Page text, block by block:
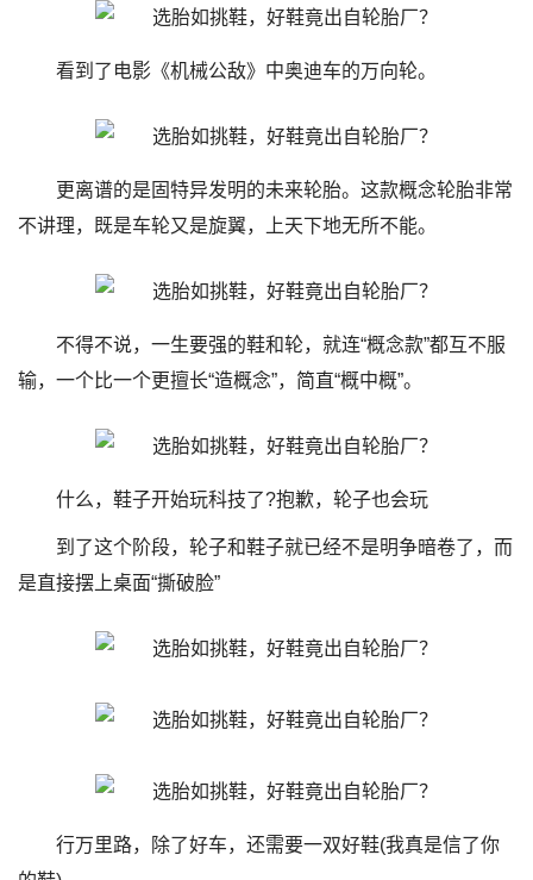
看到了电影《机械公敌》中奥迪车的万向轮。
更离谱的是固特异发明的未来轮胎。这款概念轮胎非常
不讲理，既是车轮又是旋翼，上天下地无所不能。
不得不说，一生要强的鞋和轮，就连“概念款”都互不服
输，一个比一个更擅长“造概念”，简直“概中概”。
什么，鞋子开始玩科技了?抱歉，轮子也会玩
到了这个阶段，轮子和鞋子就已经不是明争暗卷了，而
是直接摆上桌面“撕破脸”
行万里路，除了好车，还需要一双好鞋(我真是信了你